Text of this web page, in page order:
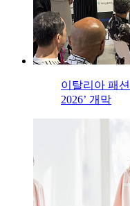
이탈리아 패
2026’ 개막